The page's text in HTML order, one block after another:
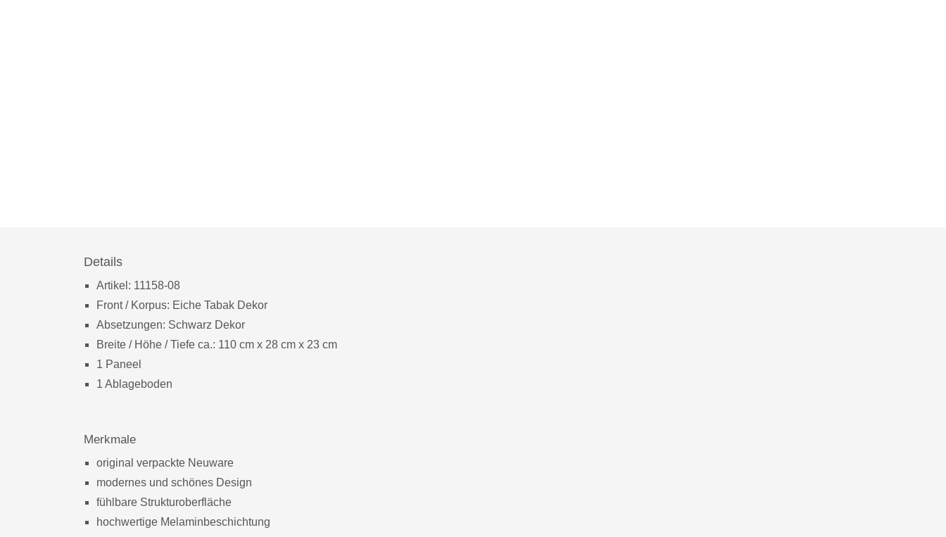
Details
Artikel: 11158-08
Front / Korpus: Eiche Tabak Dekor
Absetzungen: Schwarz Dekor
Breite / Höhe / Tiefe ca.: 110 cm x 28 cm x 23 cm
1 Paneel
1 Ablageboden
Merkmale
original verpackte Neuware
modernes und schönes Design
fühlbare Strukturoberfläche
hochwertige Melaminbeschichtung